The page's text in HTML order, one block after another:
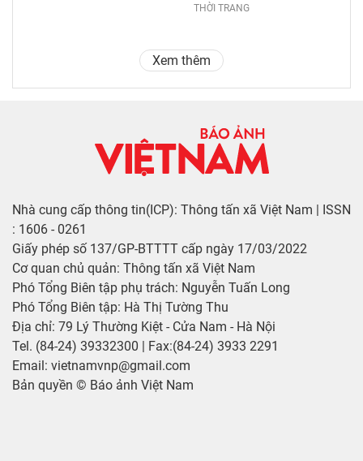
THỜI TRANG
Xem thêm
Nhà cung cấp thông tin(ICP): Thông tấn xã Việt Nam | ISSN
: 1606 - 0261
Giấy phép số 137/GP-BTTTT cấp ngày 17/03/2022
Cơ quan chủ quản: Thông tấn xã Việt Nam
Phó Tổng Biên tập phụ trách: Nguyễn Tuấn Long
Phó Tổng Biên tập: Hà Thị Tường Thu
Địa chỉ: 79 Lý Thường Kiệt - Cửa Nam - Hà Nội
Tel. (84-24) 39332300 | Fax:(84-24) 3933 2291
Email: vietnamvnp@gmail.com
Bản quyền © Báo ảnh Việt Nam